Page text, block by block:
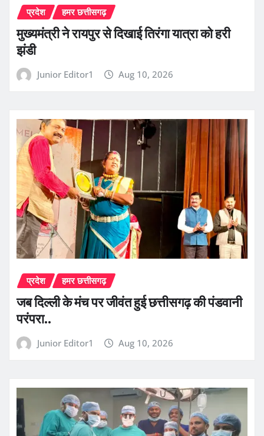
प्रदेश हमर छत्तीसगढ़
मुख्यमंत्री ने रायपुर से दिखाई तिरंगा यात्रा को हरी
झंडी
Junior Editor1 Aug 10, 2026
प्रदेश हमर छत्तीसगढ़
जब दिल्ली के मंच पर जीवंत हुई छत्तीसगढ़ की पंडवानी
परंपरा..
Junior Editor1 Aug 10, 2026